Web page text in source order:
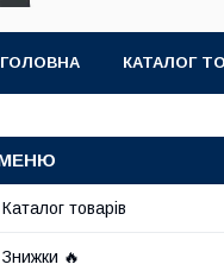
ГОЛОВНА КАТАЛОГ
Каталог товарiв
Знижки 🔥